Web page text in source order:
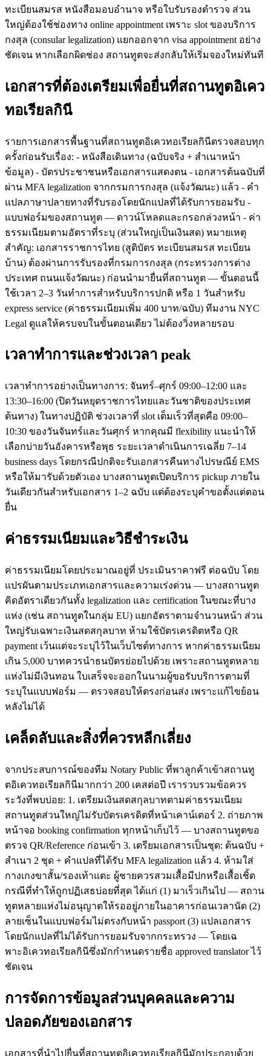
ทะเบียนสมรส หนังสือมอบอำนาจ หรือใบรับรองตำรวจ ส่วน
ใหญ่ต้องใช้ช่องทาง online appointment เพราะ slot ของบริการ
กงสุล (consular legalization) แยกออกจาก visa appointment อย่าง
ชัดเจน หากเลือกผิดช่อง สถานทูตจะส่งกลับให้เริ่มจองใหม่ทันที
เอกสารที่ต้องเตรียมเพื่อยื่นที่สถานทูตอิเคว
ทอเรียลกินี
รายการเอกสารพื้นฐานที่สถานทูตอิเควทอเรียลกินีตรวจสอบทุก
ครั้งก่อนรับเรื่อง: - หนังสือเดินทาง (ฉบับจริง + สำเนาหน้า
ข้อมูล) - บัตรประชาชนหรือเอกสารแสดงตน - เอกสารต้นฉบับที่
ผ่าน MFA legalization จากกรมการกงสุล (แจ้งวัฒนะ) แล้ว - คำ
แปลภาษาปลายทางที่รับรองโดยนักแปลที่ได้รับการยอมรับ -
แบบฟอร์มของสถานทูต — ดาวน์โหลดและกรอกล่วงหน้า - ค่า
ธรรมเนียมตามอัตราที่ระบุ (ส่วนใหญ่เป็นเงินสด) หมายเหตุ
สำคัญ: เอกสารราชการไทย (สูติบัตร ทะเบียนสมรส ทะเบียน
บ้าน) ต้องผ่านการรับรองที่กรมการกงสุล (กระทรวงการต่าง
ประเทศ ถนนแจ้งวัฒนะ) ก่อนนำมายื่นที่สถานทูต — ขั้นตอนนี้
ใช้เวลา 2–3 วันทำการสำหรับบริการปกติ หรือ 1 วันสำหรับ
express service (ค่าธรรมเนียมเพิ่ม 400 บาท/ฉบับ) ทีมงาน NYC
Legal ดูแลให้ครบจบในขั้นตอนเดียว ไม่ต้องวิ่งหลายรอบ
เวลาทำการและช่วงเวลา peak
เวลาทำการอย่างเป็นทางการ: จันทร์–ศุกร์ 09:00–12:00 และ
13:30–16:00 (ปิดวันหยุดราชการไทยและวันชาติของประเทศ
ต้นทาง) ในทางปฏิบัติ ช่วงเวลาที่ slot เต็มเร็วที่สุดคือ 09:00–
10:30 ของวันจันทร์และวันศุกร์ หากคุณมี flexibility แนะนำให้
เลือกบ่ายวันอังคารหรือพุธ ระยะเวลาดำเนินการเฉลี่ย 7–14
business days โดยกรณีปกติจะรับเอกสารคืนทางไปรษณีย์ EMS
หรือให้มารับด้วยตัวเอง บางสถานทูตเปิดบริการ pickup ภายใน
วันเดียวกันสำหรับเอกสาร 1–2 ฉบับ แต่ต้องระบุคำขอตั้งแต่ตอน
ยื่น
ค่าธรรมเนียมและวิธีชำระเงิน
ค่าธรรมเนียมโดยประมาณอยู่ที่ ประเมินราคาฟรี ต่อฉบับ โดย
แปรผันตามประเภทเอกสารและความเร่งด่วน — บางสถานทูต
คิดอัตราเดียวกันทั้ง legalization และ certification ในขณะที่บาง
แห่ง (เช่น สถานทูตในกลุ่ม EU) แยกอัตราตามจำนวนหน้า ส่วน
ใหญ่รับเฉพาะเงินสดสกุลบาท ห้ามใช้บัตรเครดิตหรือ QR
payment เว้นแต่จะระบุไว้ในเว็บไซต์ทางการ หากค่าธรรมเนียม
เกิน 5,000 บาทควรนำธนบัตรย่อยไปด้วย เพราะสถานทูตหลาย
แห่งไม่มีเงินทอน ใบเสร็จจะออกในนามผู้ขอรับบริการตามที่
ระบุในแบบฟอร์ม — ตรวจสอบให้ตรงก่อนส่ง เพราะแก้ไขย้อน
หลังไม่ได้
เคล็ดลับและสิ่งที่ควรหลีกเลี่ยง
จากประสบการณ์ของทีม Notary Public ที่พาลูกค้าเข้าสถานทู
ตอิเควทอเรียลกินีมากกว่า 200 เคสต่อปี เรารวบรวมข้อควร
ระวังที่พบบ่อย: 1. เตรียมเงินสดสกุลบาทตามค่าธรรมเนียม
สถานทูตส่วนใหญ่ไม่รับบัตรเครดิตที่หน้าเคาน์เตอร์ 2. ถ่ายภาพ
หน้าจอ booking confirmation ทุกหน้าเก็บไว้ — บางสถานทูตขอ
ตรวจ QR/Reference ก่อนเข้า 3. เตรียมเอกสารเป็นชุด: ต้นฉบับ +
สำเนา 2 ชุด + คำแปลที่ได้รับ MFA legalization แล้ว 4. ห้ามใส่
กางเกงขาสั้น/รองเท้าแตะ ผู้ชายควรสวมเสื้อมีปกหรือเสื้อเชิ้ต
กรณีที่ทำให้ถูกปฏิเสธบ่อยที่สุด ได้แก่ (1) มาเร็วเกินไป — สถาน
ทูตหลายแห่งไม่อนุญาตให้รออยู่ภายในอาคารก่อนเวลานัด (2)
ลายเซ็นในแบบฟอร์มไม่ตรงกับหน้า passport (3) แปลเอกสาร
โดยนักแปลที่ไม่ได้รับการยอมรับจากกระทรวง — โดยเฉ
พาะอิเควทอเรียลกินีซึ่งมักกำหนดรายชื่อ approved translator ไว้
ชัดเจน
การจัดการข้อมูลส่วนบุคคลและความ
ปลอดภัยของเอกสาร
เอกสารที่นำไปยื่นที่สถานทูตอิเควทอเรียลกินีมักประกอบด้วย